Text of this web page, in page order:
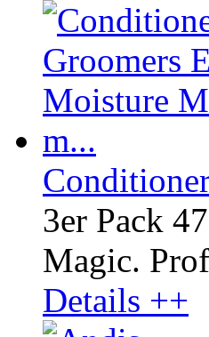
3er Pack
Magic.
Details ++